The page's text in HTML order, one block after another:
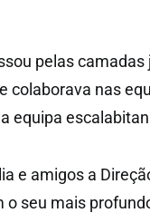
pelas
colaborava nas
equipa
e amigos a
o seu mais